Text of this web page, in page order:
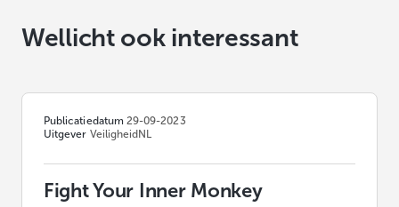
Wellicht ook interessant
Publicatiedatum 29-09-2023
Uitgever VeiligheidNL
Fight Your Inner Monkey